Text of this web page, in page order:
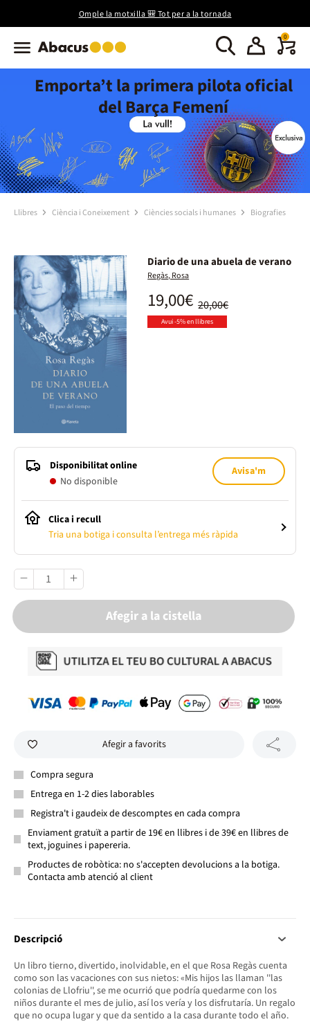
Omple la motxilla 🎒 Tot per a la tornada
0
Emporta’t la primera pilota oficial
del Barça Femení
Llibres Ciència i Coneixement Ciències socials i humanes Biografies
Diario de una abuela de verano
Regàs, Rosa
20,00€
19,00€
Avui -5% en llibres
Disponibilitat online
No disponible
Avisa'm
Clica i recull
Tria una botiga i consulta l’entrega més ràpida
Afegir a la cistella
Afegir a favorits
Compra segura
Entrega en 1-2 dies laborables
Registra't i gaudeix de descomptes en cada compra
Enviament gratuït a partir de 19€ en llibres i de 39€ en llibres de
text, joguines i papereria.
Productes de robòtica: no s'accepten devolucions a la botiga.
Contacta amb atenció al client
Descripció
Un libro tierno, divertido, inolvidable, en el que Rosa Regàs cuenta
como son las vacaciones con sus nietos: «Mis hijos las llaman ''las
colonias de Llofriu'', se me ocurrió que podría quedarme con los
niños durante el mes de julio, así los vería y los disfrutaría. Un regalo
que no ocupa lugar y que da sentido a la casa durante todo el año.